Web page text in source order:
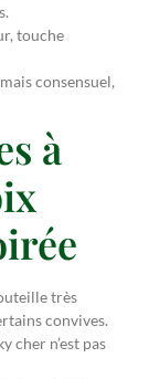
touche
consensuel,
à
très
convives.
cher n’est pas